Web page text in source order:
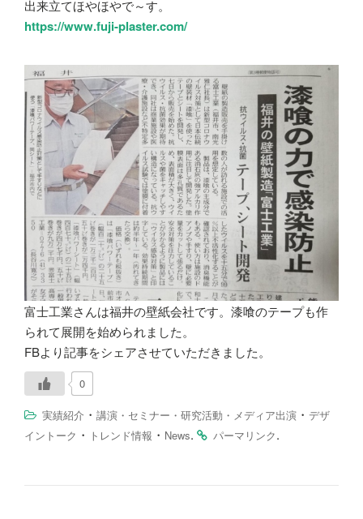
出来立てほやほやで～す。
https://www.fuji-plaster.com/
富士工業さんは福井の壁紙会社です。漆喰のテープも作
られて展開を始められました。
FBより記事をシェアさせていただきました。
0
実績紹介 ・ 講演・セミナー・研究活動・メディア出演 ・ デザ
イントーク ・ トレンド情報 ・ News. パーマリンク.